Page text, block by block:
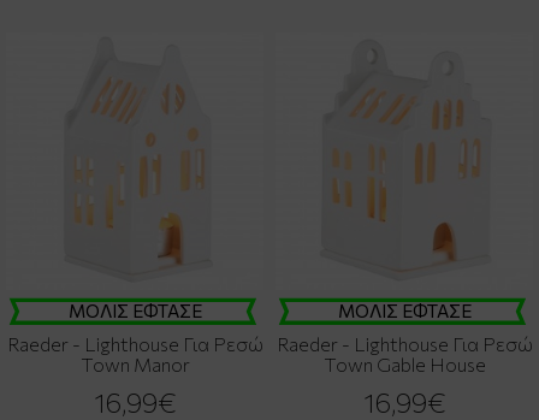
ΜΟΛΙΣ ΕΦΤΑΣΕ
Raeder - Lighthouse Για Ρεσώ
Town Manor
16,99€
ΜΟΛΙΣ ΕΦΤΑΣΕ
Raeder - Lighthouse Για Ρεσώ
Town Gable House
16,99€